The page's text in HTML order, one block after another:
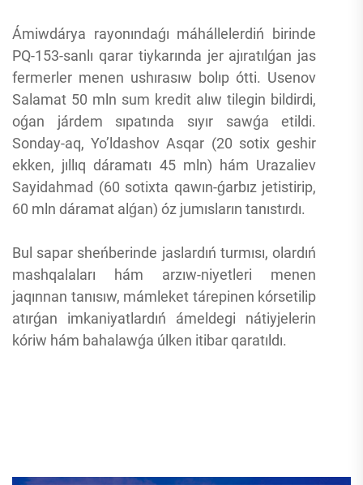
Ámiwdárya rayonındaǵı máhállelerdiń birinde
PQ-153-sanlı qarar tiykarında jer ajıratılǵan jas
fermerler menen ushırasıw bolıp ótti. Usenov
Salamat 50 mln sum kredit alıw tilegin bildirdi,
oǵan járdem sıpatında sıyır sawǵa etildi.
Sonday-aq, Yo’ldashov Asqar (20 sotix geshir
ekken, jıllıq dáramatı 45 mln) hám Urazaliev
Sayidahmad (60 sotixta qawın-ǵarbız jetistirip,
60 mln dáramat alǵan) óz jumısların tanıstırdı.
Bul sapar sheńberinde jaslardıń turmısı, olardıń
mashqalaları hám arzıw-niyetleri menen
jaqınnan tanısıw, mámleket tárepinen kórsetilip
atırǵan imkaniyatlardıń ámeldegi nátiyjelerin
kóriw hám bahalawǵa úlken itibar qaratıldı.